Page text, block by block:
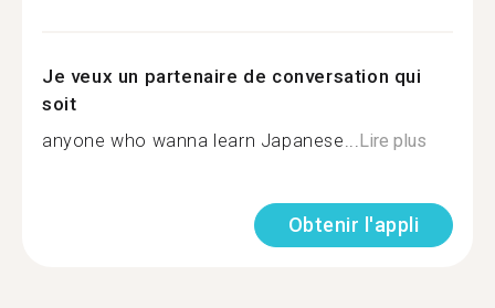
Je veux un partenaire de conversation qui
soit
anyone who wanna learn Japanese...Lire plus
Obtenir l'appli